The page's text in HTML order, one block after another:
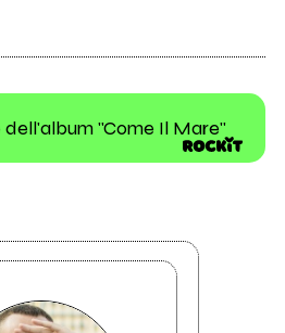
dell'album "Come Il Mare"